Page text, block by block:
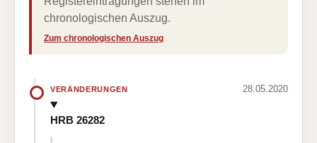
chronologischen Auszug.
Zum chronologischen Auszug
VERÄNDERUNGEN 28.05.2020
HRB 26282